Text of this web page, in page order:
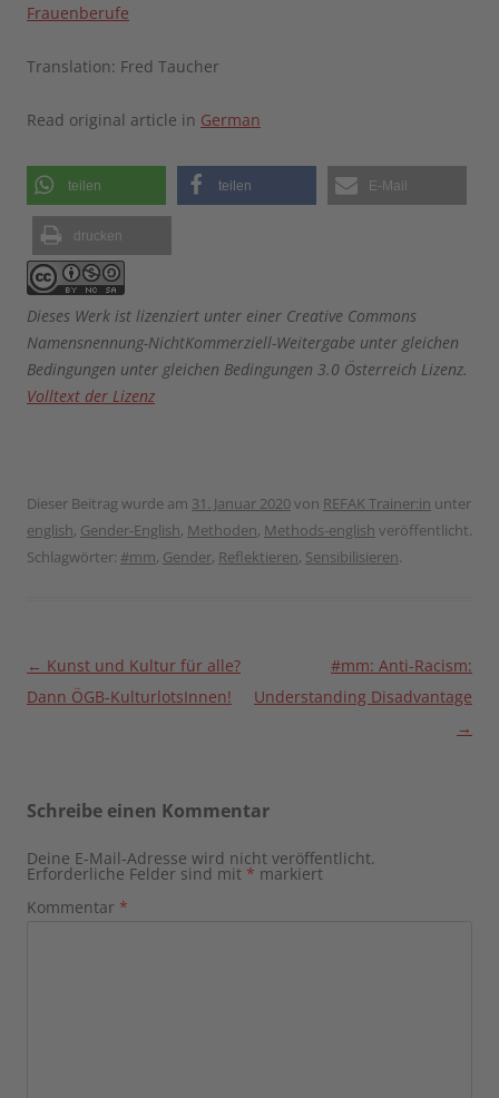
Frauenberufe
Translation: Fred Taucher
Read original article in German
teilen teilen E-Mail
drucken
Dieses Werk ist lizenziert unter einer Creative Commons
Namensnennung-NichtKommerziell-Weitergabe unter gleichen
Bedingungen unter gleichen Bedingungen 3.0 Österreich Lizenz.
Volltext der Lizenz
Dieser Beitrag wurde am 31. Januar 2020von REFAK Trainer:in unter
english, Gender-English, Methoden, Methods-english veröffentlicht.
Schlagwörter: #mm, Gender, Reflektieren, Sensibilisieren.
Beitragsnavigation
← Kunst und Kultur für alle?
Dann ÖGB-KulturlotsInnen!
#mm: Anti-Racism:
Understanding Disadvantage
→
Schreibe einen Kommentar
Deine E-Mail-Adresse wird nicht veröffentlicht.
Erforderliche Felder sind mit * markiert
Kommentar *